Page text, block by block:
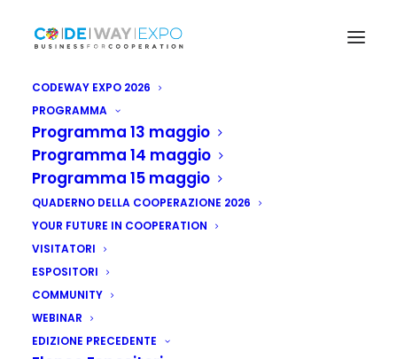
CODEWAY EXPO 2026
PROGRAMMA
Programma 13 maggio
Programma 14 maggio
Programma 15 maggio
QUADERNO DELLA COOPERAZIONE 2026
YOUR FUTURE IN COOPERATION
VISITATORI
ESPOSITORI
COMMUNITY
WEBINAR
EDIZIONE PRECEDENTE